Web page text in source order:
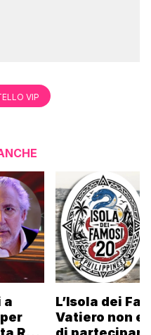
VIP
a
L’Isola dei
Vatiero non